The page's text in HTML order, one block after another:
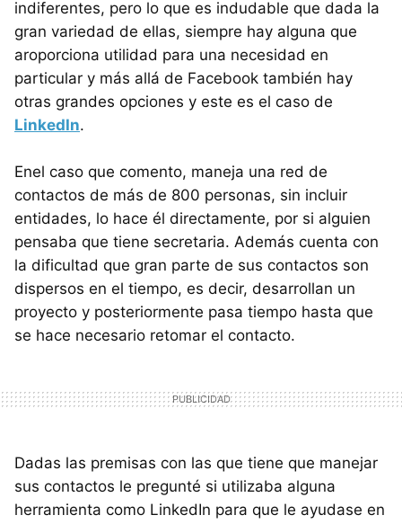
indiferentes, pero lo que es indudable que dada la
gran variedad de ellas, siempre hay alguna que
aroporciona utilidad para una necesidad en
particular y más allá de Facebook también hay
otras grandes opciones y este es el caso de
LinkedIn.
Enel caso que comento, maneja una red de
contactos de más de 800 personas, sin incluir
entidades, lo hace él directamente, por si alguien
pensaba que tiene secretaria. Además cuenta con
la dificultad que gran parte de sus contactos son
dispersos en el tiempo, es decir, desarrollan un
proyecto y posteriormente pasa tiempo hasta que
se hace necesario retomar el contacto.
Dadas las premisas con las que tiene que manejar
sus contactos le pregunté si utilizaba alguna
herramienta como LinkedIn para que le ayudase en